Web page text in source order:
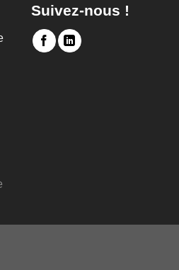
Suivez-nous !